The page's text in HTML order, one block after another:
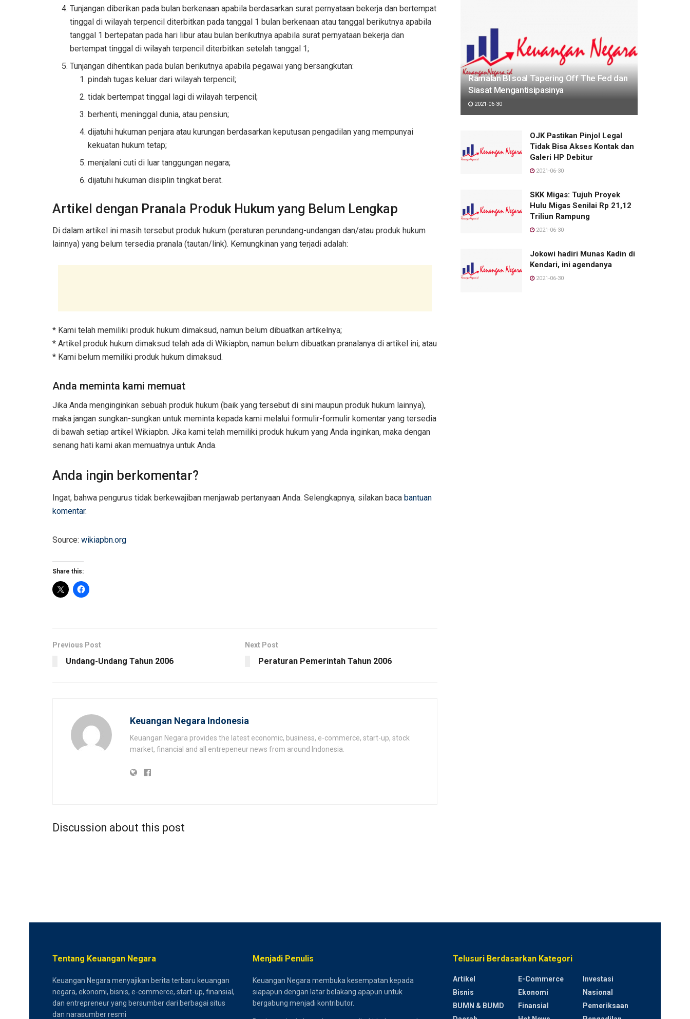
Tunjangan diberikan pada bulan berkenaan apabila berdasarkan surat pernyataan bekerja dan bertempat
tinggal di wilayah terpencil diterbitkan pada tanggal 1 bulan berkenaan atau tanggal berikutnya apabila
tanggal 1 bertepatan pada hari libur atau bulan berikutnya apabila surat pernyataan bekerja dan
bertempat tinggal di wilayah terpencil diterbitkan setelah tanggal 1;
Tunjangan dihentikan pada bulan berikutnya apabila pegawai yang bersangkutan:
pindah tugas keluar dari wilayah terpencil;
tidak bertempat tinggal lagi di wilayah terpencil;
berhenti, meninggal dunia, atau pensiun;
dijatuhi hukuman penjara atau kurungan berdasarkan keputusan pengadilan yang mempunyai
kekuatan hukum tetap;
menjalani cuti di luar tanggungan negara;
dijatuhi hukuman disiplin tingkat berat.
Artikel dengan Pranala Produk Hukum yang Belum Lengkap
Di dalam artikel ini masih tersebut produk hukum (peraturan perundang-undangan dan/atau produk hukum
lainnya) yang belum tersedia pranala (tautan/link). Kemungkinan yang terjadi adalah:
* Kami telah memiliki produk hukum dimaksud, namun belum dibuatkan artikelnya;
* Artikel produk hukum dimaksud telah ada di Wikiapbn, namun belum dibuatkan pranalanya di artikel ini; atau
* Kami belum memiliki produk hukum dimaksud.
Anda meminta kami memuat
Jika Anda menginginkan sebuah produk hukum (baik yang tersebut di sini maupun produk hukum lainnya),
maka jangan sungkan-sungkan untuk meminta kepada kami melalui formulir-formulir komentar yang tersedia
di bawah setiap artikel Wikiapbn. Jika kami telah memiliki produk hukum yang Anda inginkan, maka dengan
senang hati kami akan memuatnya untuk Anda.
Anda ingin berkomentar?
Ingat, bahwa pengurus tidak berkewajiban menjawab pertanyaan Anda. Selengkapnya, silakan baca bantuan
komentar.
Source: wikiapbn.org
Share this:
Previous Post
Undang-Undang Tahun 2006
Next Post
Peraturan Pemerintah Tahun 2006
Keuangan Negara Indonesia
Keuangan Negara provides the latest economic, business, e-commerce, start-up, stock
market, financial and all entrepeneur news from around Indonesia.
Discussion about this post
Ramalan BI soal Tapering Off The Fed dan
Siasat Mengantisipasinya
2021-06-30
OJK Pastikan Pinjol Legal
Tidak Bisa Akses Kontak dan
Galeri HP Debitur
2021-06-30
SKK Migas: Tujuh Proyek
Hulu Migas Senilai Rp 21,12
Triliun Rampung
2021-06-30
Jokowi hadiri Munas Kadin di
Kendari, ini agendanya
2021-06-30
Tentang Keuangan Negara
Keuangan Negara menyajikan berita terbaru keuangan
negara, ekonomi, bisnis, e-commerce, start-up, finansial,
dan entrepreneur yang bersumber dari berbagai situs
dan narasumber resmi
Menjadi Penulis
Keuangan Negara membuka kesempatan kepada
siapapun dengan latar belakang apapun untuk
bergabung menjadi kontributor.
Telusuri Berdasarkan Kategori
Artikel
Bisnis
BUMN & BUMD
E-Commerce
Ekonomi
Finansial
Investasi
Nasional
Pemeriksaan